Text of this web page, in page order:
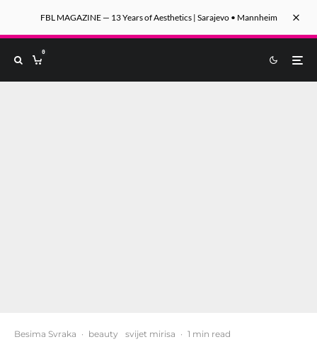
FBL MAGAZINE — 13 Years of Aesthetics | Sarajevo • Mannheim
0
Besima Svraka · beauty svijet mirisa · 1 min read